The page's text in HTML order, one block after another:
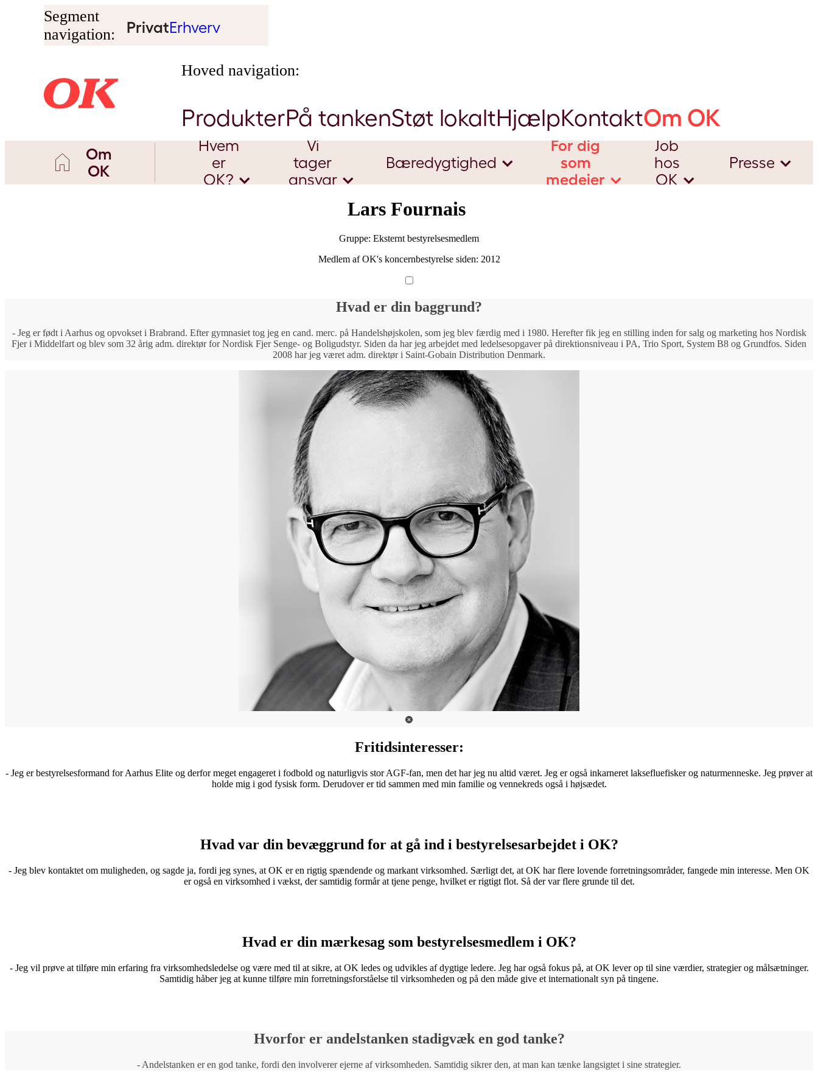
Segment
navigation:
PrivatErhverv
Hoved navigation:
ProdukterPå tankenStøt lokaltHjælpKontaktOm OK
Om
OK
Hvem
er
OK?
Vi
tager
ansvar
Bæredygtighed
For dig
som
medejer
Job
hos
OK
Presse
Lars Fournais ​
Gruppe: Eksternt bestyrelsesmedlem
Medlem af OK's koncernbestyrelse siden: 2012
Hvad er din baggrund?
- Jeg er født i Aarhus og opvokset i Brabrand. Efter gymnasiet tog jeg en cand. merc. på Handelshøjskolen, som jeg blev færdig med i 1980. Herefter fik jeg en stilling inden for salg og marketing hos Nordisk
Fjer i Middelfart og blev som 32 årig adm. direktør for Nordisk Fjer Senge- og Boligudstyr. Siden da har jeg arbejdet med ledelsesopgaver på direktionsniveau i PA, Trio Sport, System B8 og Grundfos. Siden
2008 har jeg været adm. direktør i Saint-Gobain Distribution Denmark.
Fritidsinteresser:
- Jeg er bestyrelsesformand for Aarhus Elite og derfor meget engageret i fodbold og naturligvis stor AGF-fan, men det har jeg nu altid været. Jeg er også inkarneret laksefluefisker og naturmenneske. Jeg prøver at
holde mig i god fysisk form. Derudover er tid sammen med min familie og vennekreds også i højsædet.
Hvad var din bevæggrund for at gå ind i bestyrelsesarbejdet i OK?
- Jeg blev kontaktet om muligheden, og sagde ja, fordi jeg synes, at OK er en rigtig spændende og markant virksomhed. Særligt det, at OK har flere lovende forretningsområder, fangede min interesse. Men OK
er også en virksomhed i vækst, der samtidig formår at tjene penge, hvilket er rigtigt flot. Så der var flere grunde til det.
Hvad er din mærkesag som bestyrelsesmedlem i OK?
- Jeg vil prøve at tilføre min erfaring fra virksomhedsledelse og være med til at sikre, at OK ledes og udvikles af dygtige ledere. Jeg har også fokus på, at OK lever op til sine værdier, strategier og målsætninger.
Samtidig håber jeg at kunne tilføre min forretningsforståelse til virksomheden og på den måde give et internationalt syn på tingene.
Hvorfor er andelstanken stadigvæk en god tanke?
- Andelstanken er en god tanke, fordi den involverer ejerne af virksomheden. Samtidig sikrer den, at man kan tænke langsigtet i sine strategier.